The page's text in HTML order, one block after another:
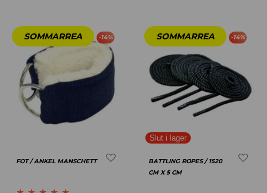
-14%
FOT / ANKEL MANSCHETT
-14%
BATTLING ROPES / 1520
CM X 5 CM